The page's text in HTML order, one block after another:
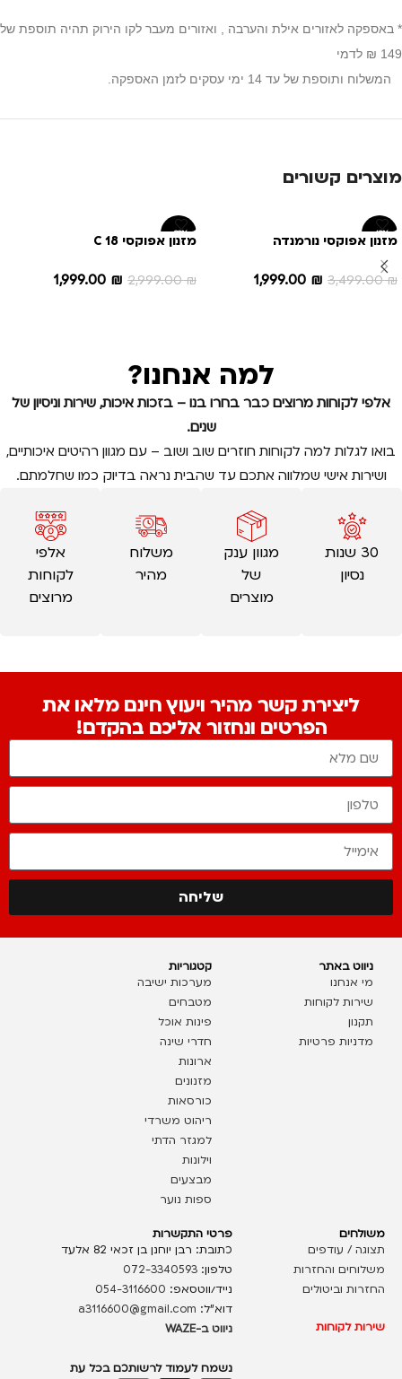
* באספקה לאזורים אילת והערבה , ואזורים מעבר לקו הירוק תהיה תוספת של
149 ₪ לדמי
המשלוח ותוספת של עד 14 ימי עסקים לזמן האספקה.
מוצרים קשורים
-43%
מזנון אפוקסי נורמנדה
3,499.00₪
1,999.00 ₪
-33%
מזנון אפוקסי C 18
2,999.00₪
1,999.00 ₪
למה אנחנו?
אלפי לקוחות מרוצים כבר בחרו בנו – בזכות איכות, שירות וניסיון של
שנים.
בואו לגלות למה לקוחות חוזרים שוב ושוב – עם מגוון רהיטים איכותיים,
ושירות אישי שמלווה אתכם עד שהבית נראה בדיוק כמו שחלמתם.
30 שנות
נסיון
מגוון ענק
של
מוצרים
משלוח
מהיר
אלפי
לקוחות
מרוצים
ליצירת קשר מהיר ויעוץ חינם מלאו את
הפרטים ונחזור אליכם בהקדם!
שליחה
ניווט באתר
מי אנחנו
שירות לקוחות
תקנון
מדניות פרטיות
קטגוריות
מערכות ישיבה
מטבחים
פינות אוכל
חדרי שינה
ארונות
מזנונים
כורסאות
ריהוט משרדי
למגזר הדתי
וילונות
מבצעים
ספות נוער
משולחים
תצוגה / עודפים
משלוחים והחזרות
החזרות וביטולים
שירות לקוחות
פרטי התקשרות
כתובת: רבן יוחנן בן זכאי 82 אלעד
טלפון:072-3340593
נייד/ווטסאפ: 054-3116600
דוא”ל: a3116600@gmail.com
ניווט ב-WAZE
נשמח לעמוד לרשותכם בכל עת